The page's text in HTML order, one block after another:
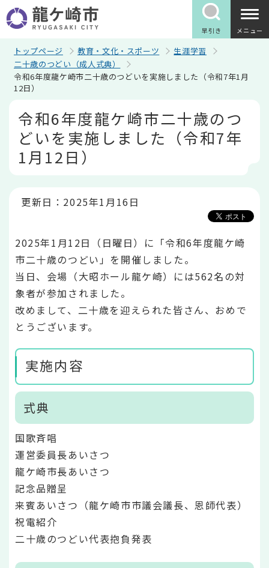
の
ペ
早引き メニュー
トップページ 教育・文化・スポーツ
生涯学習
二十歳のつどい（成人式典）
令和6年度龍ケ崎市二十歳のつどいを実施しました（令和7年1月
12日）
令和6年度龍ケ崎市二十歳のつ
どいを実施しました（令和7年
1月12日）
更新日：2025年1月16日
2025年1月12日（日曜日）に「令和6年度龍ケ崎
市二十歳のつどい」を開催しました。
当日、会場（大昭ホール龍ケ崎）には562名の対
象者が参加されました。
改めまして、二十歳を迎えられた皆さん、おめで
とうございます。
実施内容
式典
国歌斉唱
運営委員長あいさつ
龍ケ崎市長あいさつ
記念品贈呈
来賓あいさつ（龍ケ崎市市議会議長、恩師代表）
祝電紹介
二十歳のつどい代表抱負発表